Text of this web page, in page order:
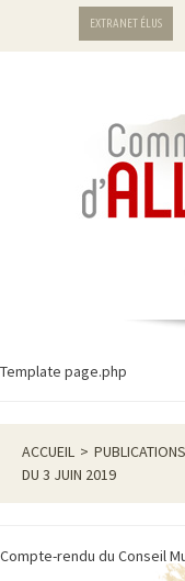
EXTRANET ÉLUS
Template page.php
ACCUEIL > PUBLICATIONS
DU 3 JUIN 2019
Compte-rendu du Conseil